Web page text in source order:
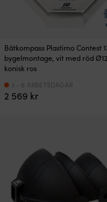
Båtkompass Plastimo Contest
bygelmontage, vit med röd
konisk ros
2 569 kr
3 - 6 ARBETSDAGAR